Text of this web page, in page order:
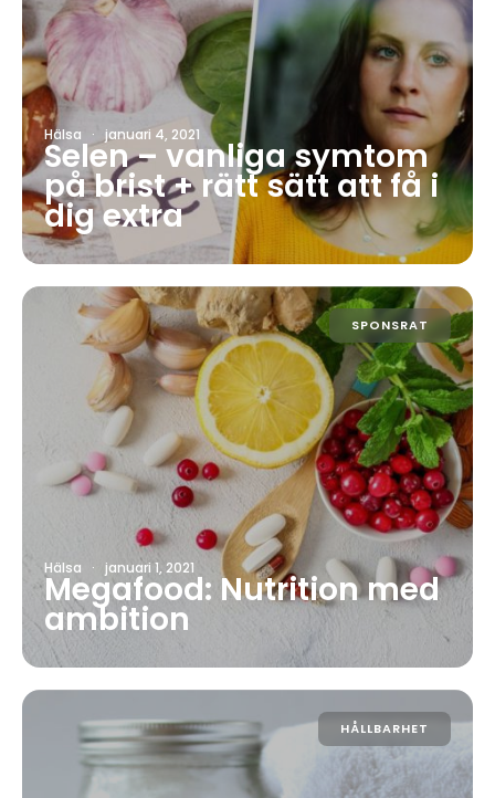
Hälsa · januari 4, 2021
Selen – vanliga symtom
på brist + rätt sätt att få i
dig extra
SPONSRAT
Hälsa · januari 1, 2021
Megafood: Nutrition med
ambition
HÅLLBARHET